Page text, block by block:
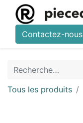
Contactez-nous
Tous les produits